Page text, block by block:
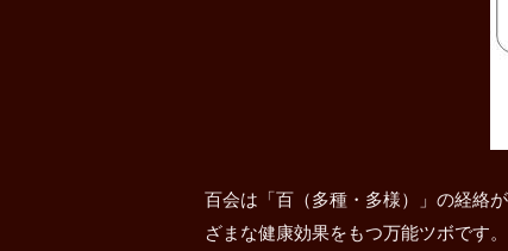
百会は「百（多種・多様）」の経絡
ざまな健康効果をもつ万能ツボです。